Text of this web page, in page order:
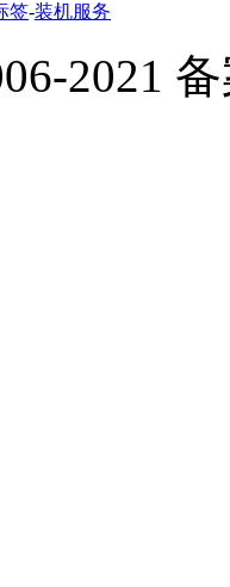
签-装机服务
2021